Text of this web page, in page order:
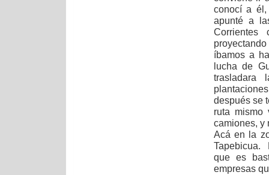
conocí a él,
apunté a
íbamos a
lucha de
trasladara
después se
ruta
camiones, y
Acá en la
Tapebicua.
que es
empresas